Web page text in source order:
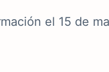
el 15 de